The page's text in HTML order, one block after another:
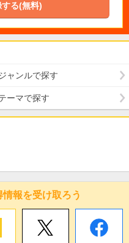
る(無料)
ャンルで探す
ーマで探す
報を受け取ろう